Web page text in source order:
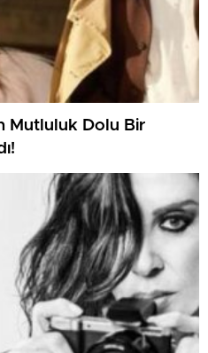
Mutluluk Dolu Bir